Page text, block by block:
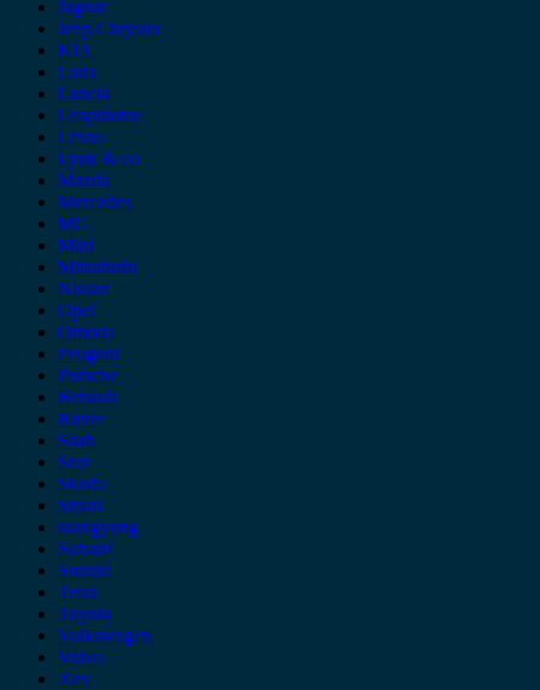
Jaguar
Jeep Chrysler
KIA
Lada
Lancia
Leapmotor
Lexus
Lynk & co
Mazda
Mercedes
MG
Mini
Mitsubishi
Nissan
Opel
Omoda
Peugeot
Porsche
Renault
Rover
Saab
Seat
Skoda
Smart
ssangyong
Subaru
Suzuki
Tesla
Toyota
Volkswagen
Volvo
Xev